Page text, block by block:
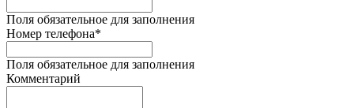
Поля обязательное для заполнения
Номер телефона*
Поля обязательное для заполнения
Комментарий